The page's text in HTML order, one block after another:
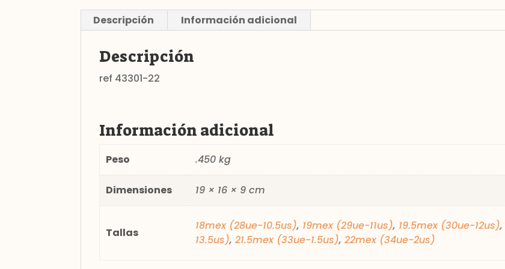
Descripción Información adicional
Descripción
ref 43301-22
Información adicional
Peso .450 kg
Dimensiones 19 × 16 × 9 cm
Tallas
18mex (28ue-10.5us), 19mex (29ue-11us), 19.5mex (30ue-12us),
13.5us), 21.5mex (33ue-1.5us), 22mex (34ue-2us)